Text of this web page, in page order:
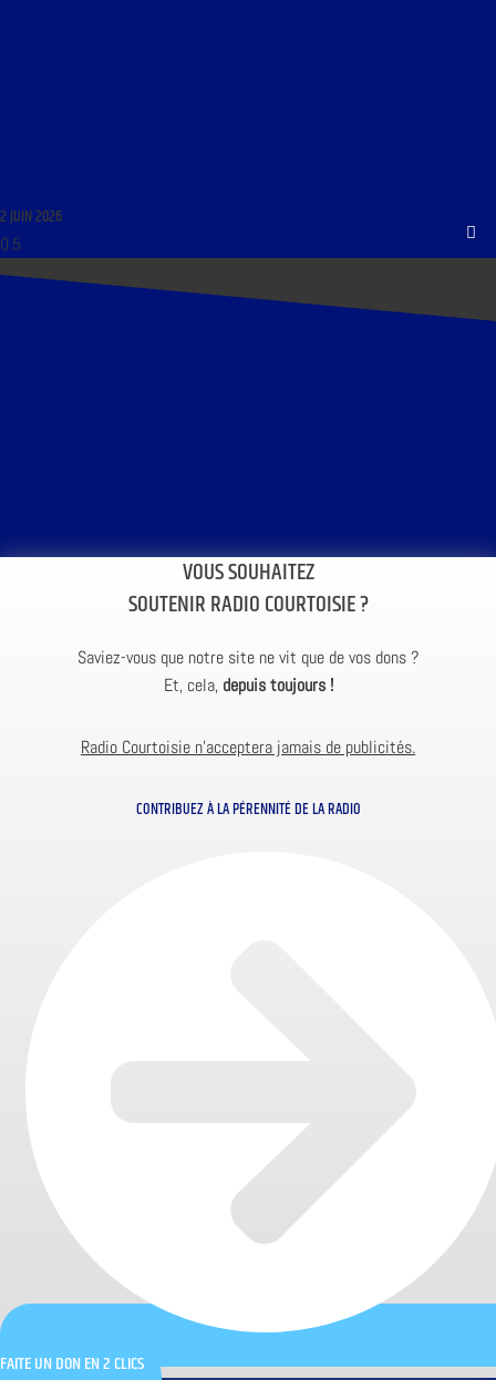
2 JUIN 2026
VOUS SOUHAITEZ
SOUTENIR RADIO COURTOISIE ?
Saviez-vous que notre site ne vit que de vos dons ?
Et, cela, depuis toujours !
Radio Courtoisie n’acceptera jamais de publicités.
CONTRIBUEZ À LA PÉRENNITÉ DE LA RADIO
FAITE UN DON EN 2 CLICS